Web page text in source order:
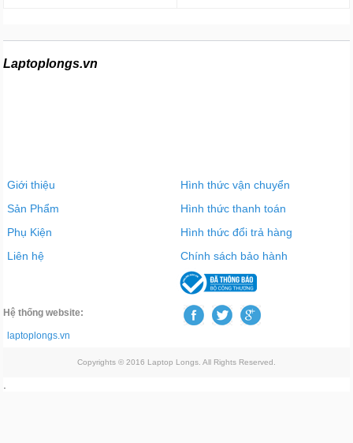
Laptoplongs.vn
Giới thiệu
Sản Phẩm
Phụ Kiện
Liên hệ
Hình thức vận chuyển
Hình thức thanh toán
Hình thức đổi trả hàng
Chính sách bảo hành
Hệ thống website:
laptoplongs.vn
Copyrights © 2016 Laptop Longs. All Rights Reserved.